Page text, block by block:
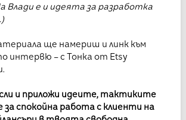
Влади е и идеята за разработка
ще намериш и линк към
интервю – с Тонка от Etsy
и приложи идеите, тактиките
спокойна работа с клиенти на